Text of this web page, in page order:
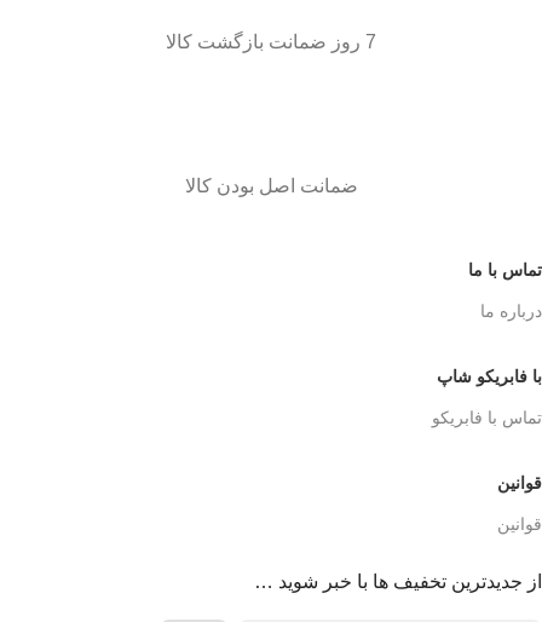
7 روز ضمانت بازگشت کالا
ضمانت اصل بودن کالا
تماس با ما
درباره ما
با فابریکو شاپ
تماس با فابریکو
قوانین
قوانین
از جدیدترین تخفیف ها با خبر شوید …